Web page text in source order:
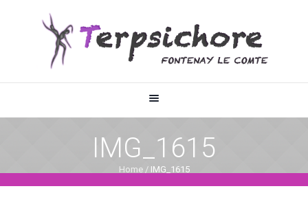
IMG_1615
Home / IMG_1615